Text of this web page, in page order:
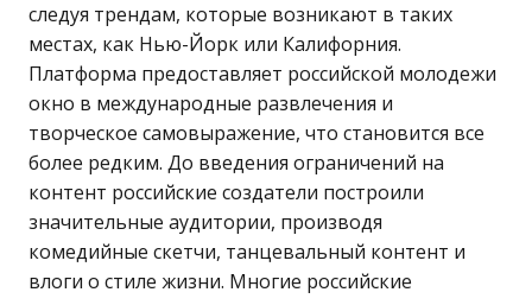
следуя трендам, которые возникают в таких
местах, как Нью-Йорк или Калифорния.
Платформа предоставляет российской молодежи
окно в международные развлечения и
творческое самовыражение, что становится все
более редким. До введения ограничений на
контент российские создатели построили
значительные аудитории, производя
комедийные скетчи, танцевальный контент и
влоги о стиле жизни. Многие российские